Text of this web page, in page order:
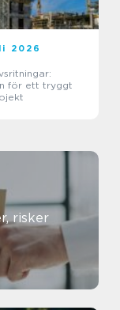
2026
för ett tryggt